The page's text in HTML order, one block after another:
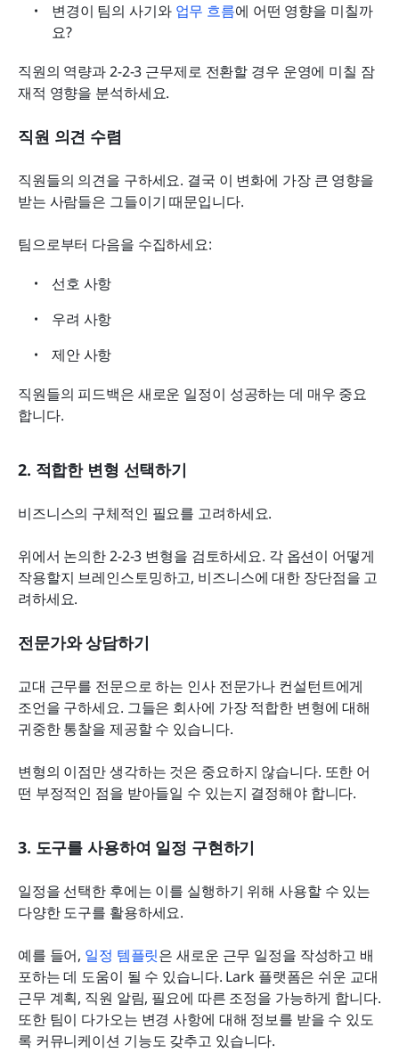
변경이 팀의 사기와 업무 흐름에 어떤 영향을 미칠까
요?
직원의 역량과 2-2-3 근무제로 전환할 경우 운영에 미칠 잠
재적 영향을 분석하세요.
직원 의견 수렴
직원들의 의견을 구하세요. 결국 이 변화에 가장 큰 영향을
받는 사람들은 그들이기 때문입니다.
팀으로부터 다음을 수집하세요:
선호 사항
우려 사항
제안 사항
직원들의 피드백은 새로운 일정이 성공하는 데 매우 중요
합니다.
2. 적합한 변형 선택하기
비즈니스의 구체적인 필요를 고려하세요.
위에서 논의한 2-2-3 변형을 검토하세요. 각 옵션이 어떻게
작용할지 브레인스토밍하고, 비즈니스에 대한 장단점을 고
려하세요.
전문가와 상담하기
교대 근무를 전문으로 하는 인사 전문가나 컨설턴트에게
조언을 구하세요. 그들은 회사에 가장 적합한 변형에 대해
귀중한 통찰을 제공할 수 있습니다.
변형의 이점만 생각하는 것은 중요하지 않습니다. 또한 어
떤 부정적인 점을 받아들일 수 있는지 결정해야 합니다.
3. 도구를 사용하여 일정 구현하기
일정을 선택한 후에는 이를 실행하기 위해 사용할 수 있는
다양한 도구를 활용하세요.
예를 들어, 일정 템플릿은 새로운 근무 일정을 작성하고 배
포하는 데 도움이 될 수 있습니다. Lark 플랫폼은 쉬운 교대
근무 계획, 직원 알림, 필요에 따른 조정을 가능하게 합니다.
또한 팀이 다가오는 변경 사항에 대해 정보를 받을 수 있도
록 커뮤니케이션 기능도 갖추고 있습니다.